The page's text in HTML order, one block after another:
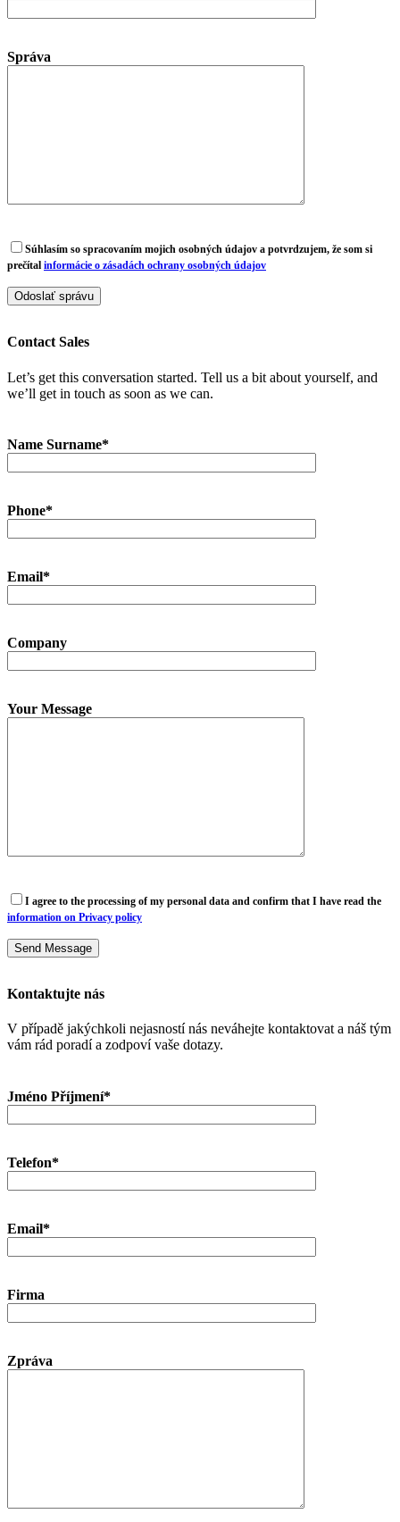
Správa
Súhlasím so spracovaním mojich osobných údajov a potvrdzujem, že som si
prečítal informácie o zásadách ochrany osobných údajov
Contact Sales
Let’s get this conversation started. Tell us a bit about yourself, and
we’ll get in touch as soon as we can.
Name Surname*
Phone*
Email*
Company
Your Message
I agree to the processing of my personal data and confirm that I have read the
information on Privacy policy
Kontaktujte nás
V případě jakýchkoli nejasností nás neváhejte kontaktovat a náš tým
vám rád poradí a zodpoví vaše dotazy.
Jméno Příjmení*
Telefon*
Email*
Firma
Zpráva